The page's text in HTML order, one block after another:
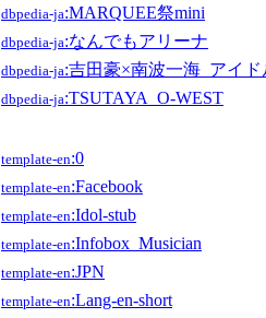
dbpedia-ja:MARQUEE祭mini
dbpedia-ja:なんでもアリーナ
dbpedia-ja:吉田豪×南波一海_アイ
dbpedia-ja:TSUTAYA_O-WEST
template-en:0
template-en:Facebook
template-en:Idol-stub
template-en:Infobox_Musician
template-en:JPN
template-en:Lang-en-short